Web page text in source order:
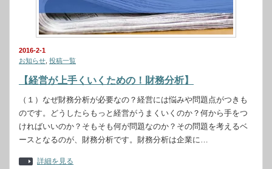
2016-2-1
お知らせ 投稿一覧
【経営が上手くいくための！財務分析】
（１）なぜ財務分析が必要なの？経営には悩みや問題点がつきも
のです。どうしたらもっと経営がうまくいくのか？何から手をつ
ければいいのか？そもそも何が問題なのか？その問題を考えるベ
ースとなるのが、財務分析です。財務分析は企業に…
詳細を見る